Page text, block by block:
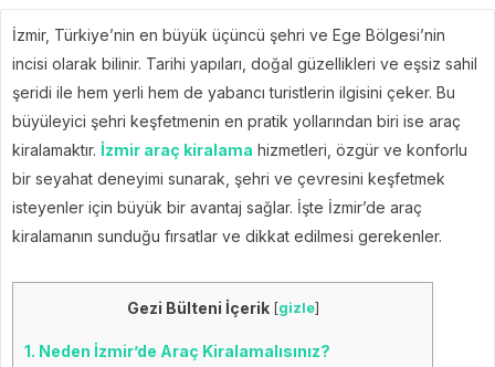
İzmir, Türkiye’nin en büyük üçüncü şehri ve Ege Bölgesi’nin
incisi olarak bilinir. Tarihi yapıları, doğal güzellikleri ve eşsiz sahil
şeridi ile hem yerli hem de yabancı turistlerin ilgisini çeker. Bu
büyüleyici şehri keşfetmenin en pratik yollarından biri ise araç
kiralamaktır. İzmir araç kiralama hizmetleri, özgür ve konforlu
bir seyahat deneyimi sunarak, şehri ve çevresini keşfetmek
isteyenler için büyük bir avantaj sağlar. İşte İzmir’de araç
kiralamanın sunduğu fırsatlar ve dikkat edilmesi gerekenler.
Gezi Bülteni İçerik [gizle]
1. Neden İzmir’de Araç Kiralamalısınız?